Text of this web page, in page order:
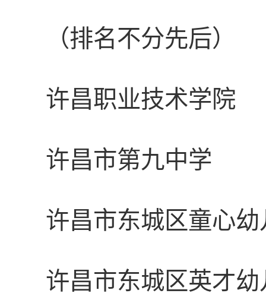
（排名不分先后）
许昌职业技术学院
许昌市第九中学
许昌市东城区童心幼
许昌市东城区英才幼